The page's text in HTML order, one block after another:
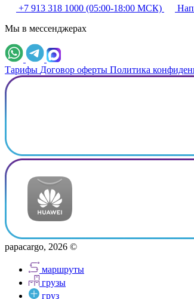
+7 913 318 1000 (05:00-18:00 МСК)
Мы в мессенджерах
Тарифы Договор оферты Политика
papacargo, 2026 ©
маршруты
грузы
груз